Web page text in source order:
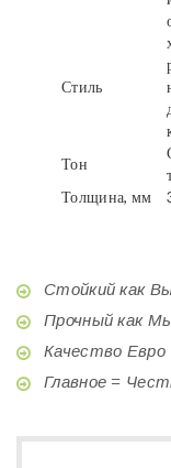
Стиль
Тон
Толщина, мм
Стойкий как
Прочный как
Качество Евро
Главное =